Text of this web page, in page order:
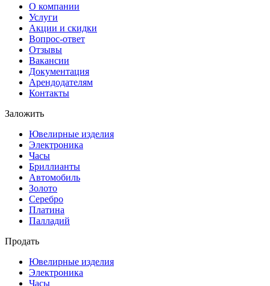
О компании
Услуги
Акции и скидки
Вопрос-ответ
Отзывы
Вакансии
Документация
Арендодателям
Контакты
Заложить
Ювелирные изделия
Электроника
Часы
Бриллиaнты
Автомобиль
Золото
Серебро
Платина
Палладий
Продать
Ювелирные изделия
Электроника
Часы